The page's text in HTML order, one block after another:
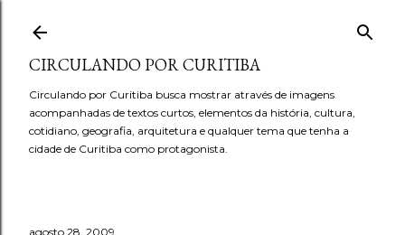
CIRCULANDO POR CURITIBA
Circulando por Curitiba busca mostrar através de imagens
acompanhadas de textos curtos, elementos da história, cultura,
cotidiano, geografia, arquitetura e qualquer tema que tenha a
cidade de Curitiba como protagonista.
agosto 28, 2009